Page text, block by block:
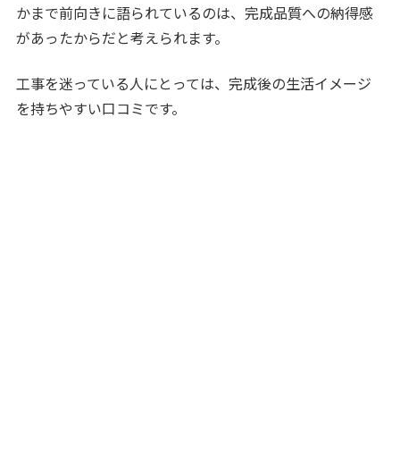
かまで前向きに語られているのは、完成品質への納得感
があったからだと考えられます。
工事を迷っている人にとっては、完成後の生活イメージ
を持ちやすい口コミです。